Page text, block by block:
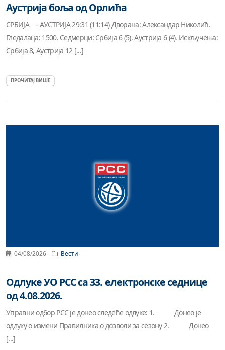
Аустрија боља од Орлића
СРБИЈА - АУСТРИЈА 29:31 (11:14) Дворана: Александар Николић.
Гледалаца: 1500. Седмерци: Србија 6 (5), Аустрија 6 (4). Искључења:
Србија 8, Аустрија 12 [...]
ПРОЧИТАЈ ВИШЕ
04/08/2026 Вести
Одлуке УО РСС са 33. електронске седнице
од 4.08.2026.
Управни одбор РСС је донео следеће одлуке: 1. Донео је
одлуку о измени Правилника о дозволи за сезону 2. Донео
[...]